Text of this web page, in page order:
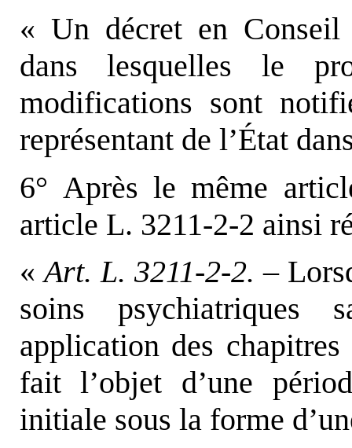
« Un décret en Conseil
dans lesquelles le
modifications sont
représentant de l’État
6° Après le même
article L. 3211-2-2 ainsi
«Art. L. 3211-2-2. –
soins psychiatriques
application des
fait l’objet d’une
initiale sous la forme